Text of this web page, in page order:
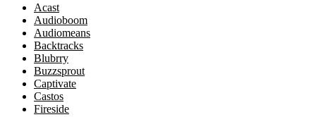
Acast
Audioboom
Audiomeans
Backtracks
Blubrry
Buzzsprout
Captivate
Castos
Fireside